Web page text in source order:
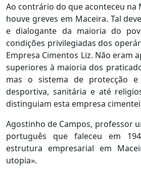
Ao contrário do que aconteceu na
houve greves em Maceira. Tal
e dialogante da maioria do
condições privilegiadas dos
Empresa Cimentos Liz. Não eram
superiores à maioria dos
mas o sistema de protecção e
desportiva, sanitária e até
distinguiam esta empresa
Agostinho de Campos, professor
português que faleceu em
estrutura empresarial em
utopia».